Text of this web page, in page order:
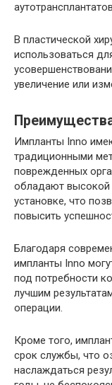
В пластической
использоваться
увеличение или
Импланты Inno
традиционными
поврежденных
обладают
установке, что
повысить
Благодаря
импланты Inno
под потребности
лучшим
операции.
Кроме того,
срок службы, что
наслаждаться